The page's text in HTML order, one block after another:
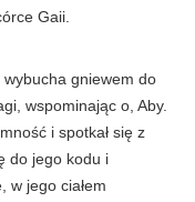
Gaii.
gniewem do
wspominając o, Aby.
i spotkał się z
do jego kodu i
w jego ciałem